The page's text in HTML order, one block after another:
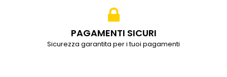
PAGAMENTI SICURI
Sicurezza garantita per i tuoi pagamenti